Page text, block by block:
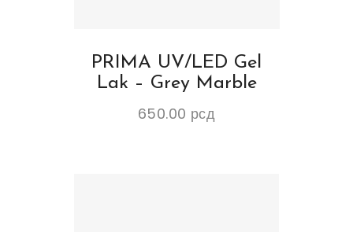
PRIMA UV/LED Gel
Lak – Grey Marble
650.00 рсд